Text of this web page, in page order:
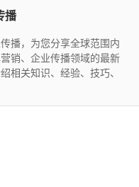
播
播，为您分享全球范围内
销、企业传播领域的最新
相关知识、经验、技巧、